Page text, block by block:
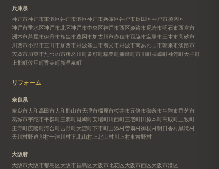
兵庫県
神戸市神戸市東灘区神戸市灘区神戸市兵庫区神戸市長田区神戸市須磨区
神戸市垂水区神戸市北区神戸市中央区神戸市西区姫路市尼崎市明石市西宮市
洲本市芦屋市伊丹市相生市豊岡市加古川市赤穂市西脇市宝塚市三木市高砂市
川西市小野市三田市加西市丹波篠山市養父市丹波市南あわじ市朝来市淡路市
宍粟市加東市たつの市猪名川町多可町稲美町播磨町市川町福崎町神河町太子町
上郡町佐用町香美町新温泉町
リフォーム
奈良県
奈良市大和高田市大和郡山市天理市橿原市桜井市五條市御所市生駒市香芝市
葛城市宇陀市平群町三郷町斑鳩町安堵町川西町三宅町田原本町高取町 上牧町
王寺町広陵町河合町吉野町大淀町下市町山添村曽爾村御杖村明日香村黒滝村
天川村野迫川村十津川村下北山村 上北山村川上村東吉野村
大阪府
大阪市大阪市都島区大阪市福島区大阪市此花区大阪市西区大阪市港区